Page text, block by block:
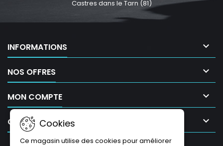
Castres dans le Tarn (81)
INFORMATIONS 
NOS OFFRES 
MON COMPTE 
CONTACT 
Cookies
Ce magasin utilise des cookies pour améliorer